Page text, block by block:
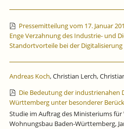
Pressemitteilung vom 17. Januar
Enge Verzahnung des Industrie- und
Standortvorteile bei der Digitalisierung
Andreas Koch, Christian Lerch,
Die Bedeutung der industrienahen
Württemberg unter besonderer
Studie im Auftrag des Ministeriums
Wohnungsbau Baden-Württemberg,